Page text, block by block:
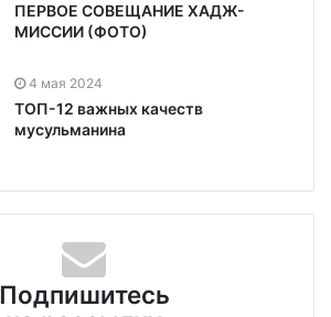
ПЕРВОЕ СОВЕЩАНИЕ ХАДЖ-
МИССИИ (ФОТО)
4 мая 2024
ТОП-12 важных качеств
мусульманина
Подпишитесь